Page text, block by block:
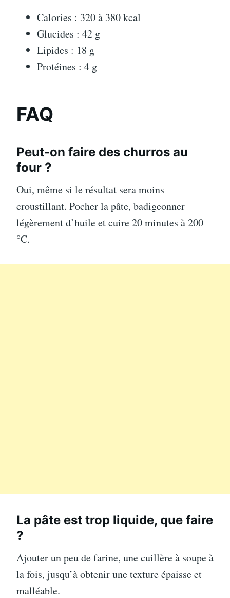
Calories : 320 à 380 kcal
Glucides : 42 g
Lipides : 18 g
Protéines : 4 g
FAQ
Peut-on faire des churros au
four ?
Oui, même si le résultat sera moins
croustillant. Pocher la pâte, badigeonner
légèrement d’huile et cuire 20 minutes à 200
°C.
La pâte est trop liquide, que faire
?
Ajouter un peu de farine, une cuillère à soupe à
la fois, jusqu’à obtenir une texture épaisse et
malléable.